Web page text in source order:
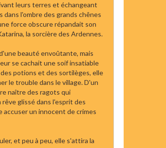
leurs terres et échangeant
dans l'ombre des grands chênes
force obscure répandait son
la sorcière des Ardennes.
beauté envoûtante, mais
se cachait une soif insatiable
potions et des sortilèges, elle
le trouble dans le village. D'un
naître des ragots qui
glissé dans l'esprit des
accuser un innocent de crimes
et peu à peu, elle s'attira la